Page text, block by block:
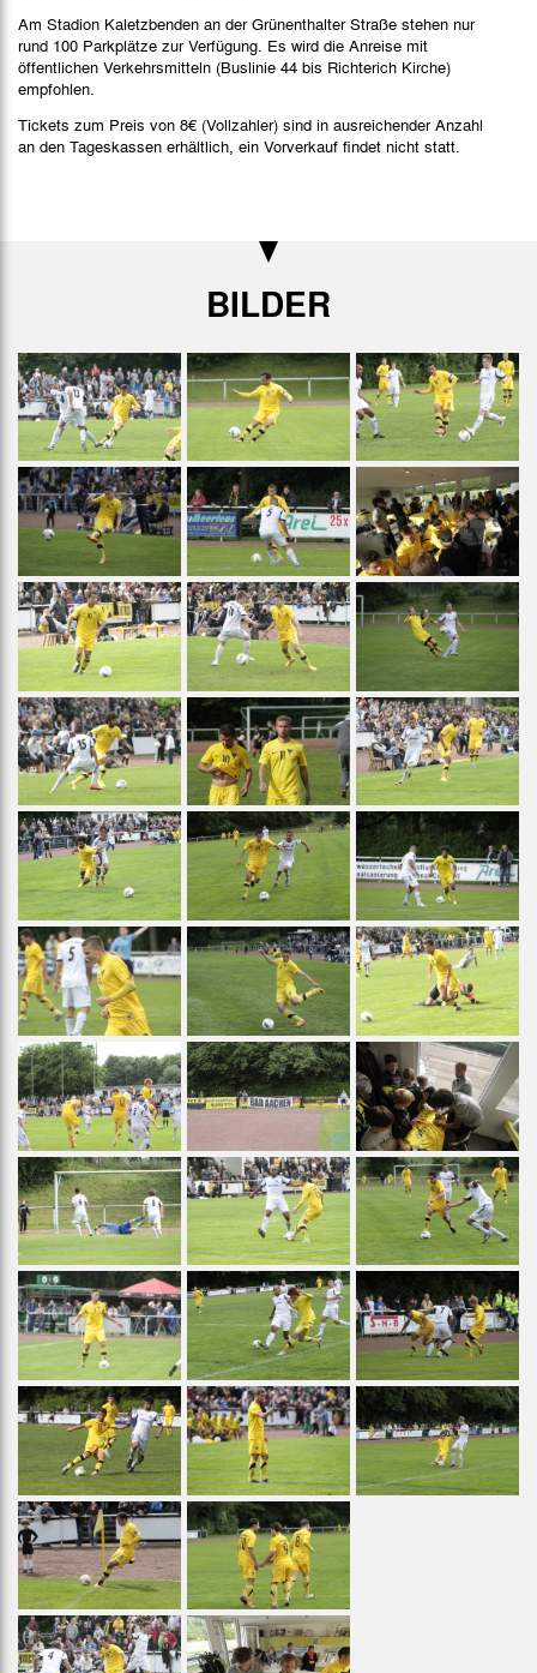
Am Stadion Kaletzbenden an der Grünenthalter Straße stehen nur
rund 100 Parkplätze zur Verfügung. Es wird die Anreise mit
öffentlichen Verkehrsmitteln (Buslinie 44 bis Richterich Kirche)
empfohlen.
Tickets zum Preis von 8€ (Vollzahler) sind in ausreichender Anzahl
an den Tageskassen erhältlich, ein Vorverkauf findet nicht statt.
BILDER